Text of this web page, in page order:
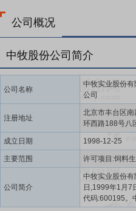
公司概况
中牧股份公司简介
公司名称
中牧实业股份有
公司
注册地址
北京市丰台区南
环西路188号八
16-19号楼
成立日期 1998-12-25
主要范围
公司简介
中牧实业股份
日,1999年1月7
代码:600195。
业中央企业中